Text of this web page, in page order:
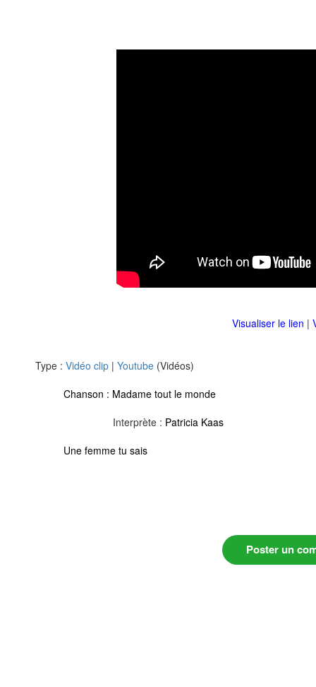
Visualiser le lien |
Type : Vidéo clip | Youtube (Vidéos)
Chanson : Madame tout le monde
Interprète : Patricia Kaas
Une femme tu sais
Poster un